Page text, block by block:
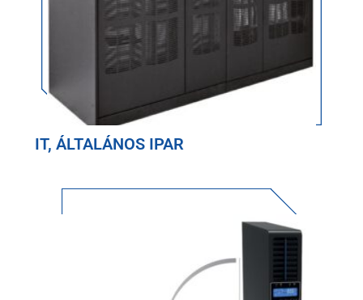
IT, ÁLTALÁNOS IPAR